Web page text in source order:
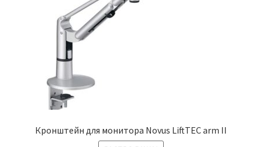
Кронштейн для монитора Novus LiftTEC arm II